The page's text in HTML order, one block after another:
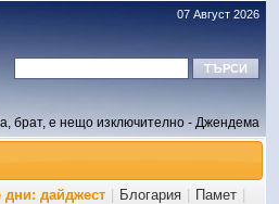
07 Август 2026
брат, е нещо изключително - Джендема
дайджест Блогария Памет